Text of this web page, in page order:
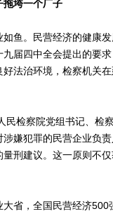
拖垮一个厂子
。民营经济的健康发
届四中全会提出的要
好法治环境，检察机关
检察院党组书记、检察
嫌犯罪的民营企业负
量刑建议。这一原则不
，全国民营经济500